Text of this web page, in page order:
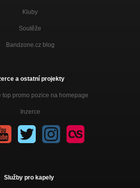
Kluby
Soutěže
Bandzone.cz blog
a ostatní projekty
top promo pozice na homepage
Inzerce
Služby pro kapely